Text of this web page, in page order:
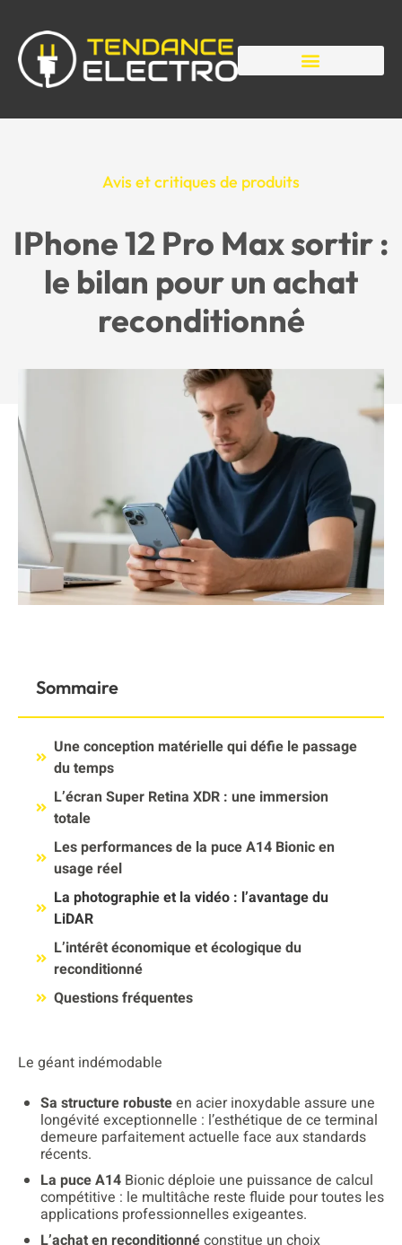
Avis et critiques de produits
IPhone 12 Pro Max sortir :
le bilan pour un achat
reconditionné
Sommaire
Une conception matérielle qui défie le passage
du temps
L’écran Super Retina XDR : une immersion
totale
Les performances de la puce A14 Bionic en
usage réel
La photographie et la vidéo : l’avantage du
LiDAR
L’intérêt économique et écologique du
reconditionné
Questions fréquentes
Le géant indémodable
Sa structure robusteen acier inoxydable assure une
longévité exceptionnelle : l’esthétique de ce terminal
demeure parfaitement actuelle face aux standards
récents.
La puce A14 Bionic déploie une puissance de calcul
compétitive : le multitâche reste fluide pour toutes les
applications professionnelles exigeantes.
L’achat en reconditionnéconstitue un choix